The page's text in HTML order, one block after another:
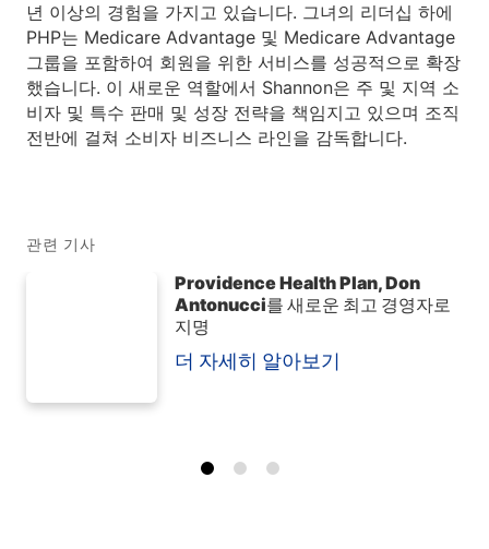
년 이상의 경험을 가지고 있습니다. 그녀의 리더십 하에
PHP는 Medicare Advantage 및 Medicare Advantage
그룹을 포함하여 회원을 위한 서비스를 성공적으로 확장
했습니다. 이 새로운 역할에서 Shannon은 주 및 지역 소
비자 및 특수 판매 및 성장 전략을 책임지고 있으며 조직
전반에 걸쳐 소비자 비즈니스 라인을 감독합니다.
관련 기사
Providence Health Plan, Don
Antonucci를 새로운 최고 경영자로
지명
더 자세히 알아보기